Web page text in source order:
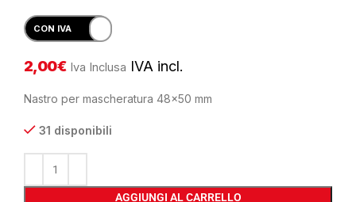
2,00€ Iva Inclusa IVA incl.
Nastro per mascheratura 48×50 mm
31 disponibili
AGGIUNGI AL CARRELLO